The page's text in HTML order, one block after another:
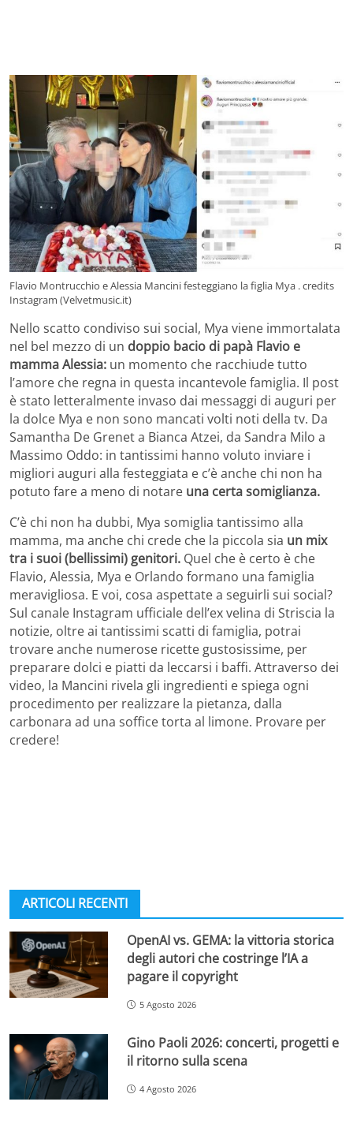
Flavio Montrucchio e Alessia Mancini festeggiano la figlia Mya . credits
Instagram (Velvetmusic.it)
Nello scatto condiviso sui social, Mya viene immortalata
nel bel mezzo di un doppio bacio di papà Flavio e
mamma Alessia: un momento che racchiude tutto
l’amore che regna in questa incantevole famiglia. Il post
è stato letteralmente invaso dai messaggi di auguri per
la dolce Mya e non sono mancati volti noti della tv. Da
Samantha De Grenet a Bianca Atzei, da Sandra Milo a
Massimo Oddo: in tantissimi hanno voluto inviare i
migliori auguri alla festeggiata e c’è anche chi non ha
potuto fare a meno di notare una certa somiglianza.
C’è chi non ha dubbi, Mya somiglia tantissimo alla
mamma, ma anche chi crede che la piccola sia un mix
tra i suoi (bellissimi) genitori. Quel che è certo è che
Flavio, Alessia, Mya e Orlando formano una famiglia
meravigliosa. E voi, cosa aspettate a seguirli sui social?
Sul canale Instagram ufficiale dell’ex velina di Striscia la
notizie, oltre ai tantissimi scatti di famiglia, potrai
trovare anche numerose ricette gustosissime, per
preparare dolci e piatti da leccarsi i baffi. Attraverso dei
video, la Mancini rivela gli ingredienti e spiega ogni
procedimento per realizzare la pietanza, dalla
carbonara ad una soffice torta al limone. Provare per
credere!
ARTICOLI RECENTI
OpenAI vs. GEMA: la vittoria storica
degli autori che costringe l’IA a
pagare il copyright
5 Agosto 2026
Gino Paoli 2026: concerti, progetti e
il ritorno sulla scena
4 Agosto 2026